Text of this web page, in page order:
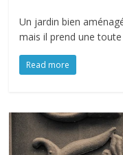
Un jardin bien
mais il prend une
Read more